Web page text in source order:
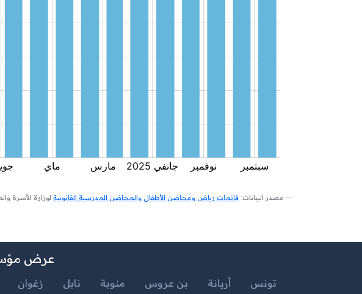
مصدر البيانات: قائمات رياض ومحاضن الأطفال والمحاضن المدرسية القانونية لوزارة الأسرة والمرأة
عرض
تونس أريانة بن عروس منوبة نابل زغوان